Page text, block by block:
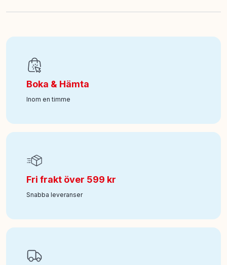
Art nr:100-22109522
Boka & Hämta
Inom en timme
Fri frakt över 599 kr
Snabba leveranser